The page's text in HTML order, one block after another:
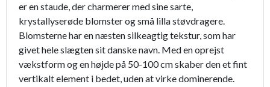
er en staude, der charmerer med sine sarte,
krystallyserøde blomster og små lilla støvdragere.
Blomsterne har en næsten silkeagtig tekstur, som har
givet hele slægten sit danske navn. Med en oprejst
vækstform og en højde på 50-100 cm skaber den et fint
vertikalt element i bedet, uden at virke dominerende.